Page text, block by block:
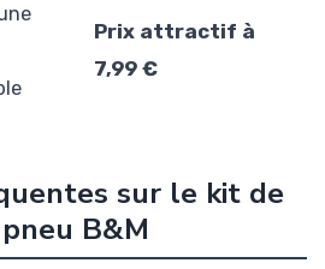
Prix attractif à
7,99 €
sur le kit de
B&M